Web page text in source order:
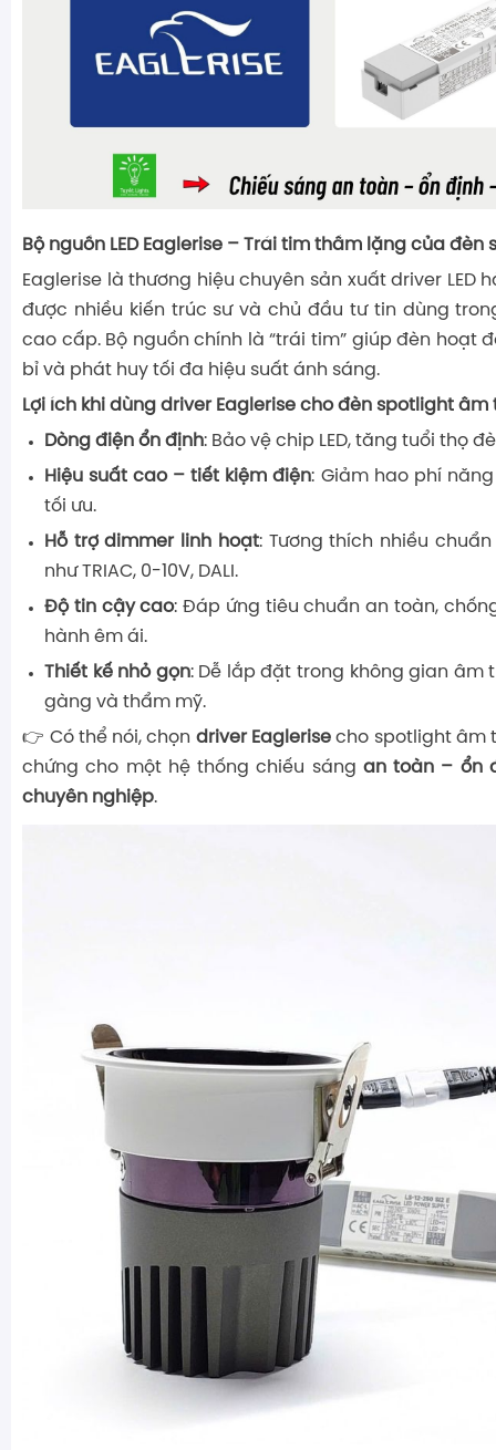
Bộ nguồn LED Eaglerise – Trái tim thầm lặng của đèn
Eaglerise là thương hiệu chuyên sản xuất driver LED
được nhiều kiến trúc sư và chủ đầu tư tin dùng
cao cấp. Bộ nguồn chính là “trái tim” giúp đèn hoạt
bỉ và phát huy tối đa hiệu suất ánh sáng.
Lợi ích khi dùng driver Eaglerise cho đèn spotlight âm
Dòng điện ổn định: Bảo vệ chip LED, tăng tuổi thọ
Hiệu suất cao – tiết kiệm điện: Giảm hao phí
tối ưu.
Hỗ trợ dimmer linh hoạt: Tương thích nhiều
như TRIAC, 0-10V, DALI.
Độ tin cậy cao: Đáp ứng tiêu chuẩn an toàn,
hành êm ái.
Thiết kế nhỏ gọn: Dễ lắp đặt trong không gian âm
gàng và thẩm mỹ.
👉 Có thể nói, chọn driver Eaglerise cho spotlight âm
chứng cho một hệ thống chiếu sáng an toàn – ổn
chuyên nghiệp.